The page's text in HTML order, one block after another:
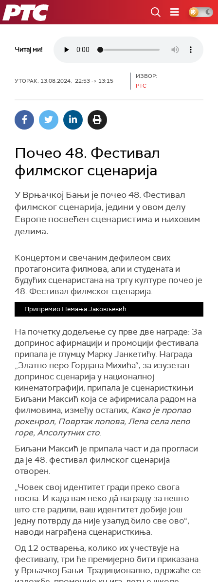
РТС
Читај ми!
УТОРАК, 13.08.2024, 22:53 -> 13:15
ИЗВОР:
РТС
Почео 48. Фестивал
филмског сценарија
У Врњачкој Бањи је почео 48. Фестивал
филмског сценарија, једини у овом делу
Европе посвећен сценаристима и њиховим
делима.
Концертом и свечаним дефилеом свих
протагонсита филмова, али и студената и
будућих сценаристана на тргу културе почео је
48. Фестивал филмског сценарија.
Припремио Немања Јаковљевић
На почетку додељење су прве две награде: За
допринос афирмацији и промоцији фестивала
припала је глумцу Марку Јанкетићу. Награда
„Златно перо Гордана Михића“, за изузетан
допринос сценарија у националној
кинематографији, припала је сценаристкињи
Биљани Максић која се афирмисала радом на
филмовима, између осталих, Како је пропао
рокенрол, Повртак лопова, Лепа села лепо
горе, Апсолутних сто.
Биљани Максић је припала част и да прогласи
да је 48. фестивал филмског сценарија
отворен.
„Човек свој идентитет гради преко свога
посла. И када вам неко дâ награду за нешто
што сте радили, ваш идентитет добије још
једну потврду да није узалуд било све ово“,
наводи награђена сценаристкиња.
Од 12 остварења, колико их учествује на
фестивалу, три ће премијерно бити приказана
у Врњачкој Бањи. Традиционално, одржаће се